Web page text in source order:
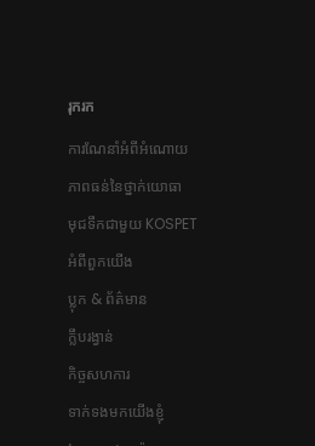
រុករក
ការណែនាំអំពីអំណោយ
ភាពធន់នៃថ្នាក់យោធា
មុជទឹកជាមួយ KOSPET
អំពីពួកយើង
ប្លុក & ព័ត៌មាន
ក្លឹបរង្វាន់
កិច្ចសហការ
ទាក់ទងមកយើងខ្ញុំ